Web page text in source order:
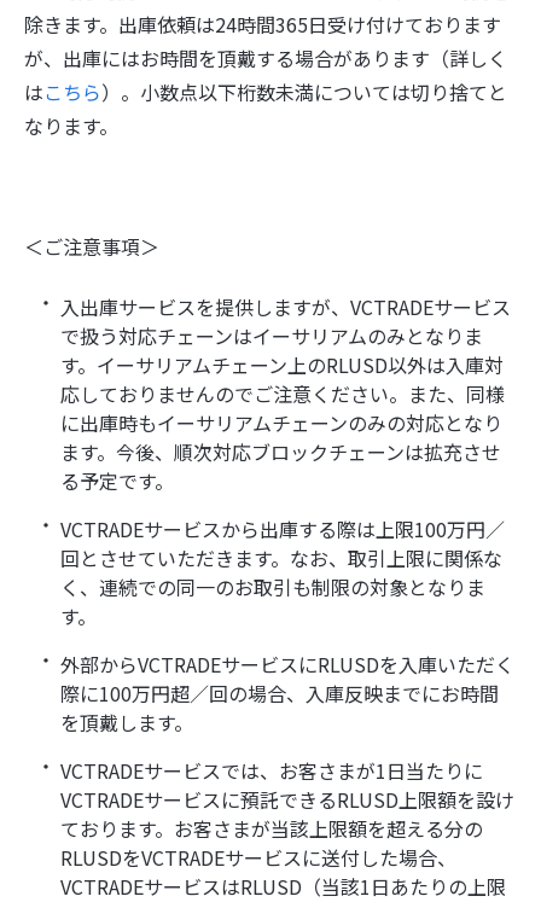
除きます。出庫依頼は24時間365日受け付けております
が、出庫にはお時間を頂戴する場合があります（詳しく
はこちら）。小数点以下桁数未満については切り捨てと
なります。
＜ご注意事項＞
入出庫サービスを提供しますが、VCTRADEサービス
で扱う対応チェーンはイーサリアムのみとなりま
す。イーサリアムチェーン上のRLUSD以外は入庫対
応しておりませんのでご注意ください。また、同様
に出庫時もイーサリアムチェーンのみの対応となり
ます。今後、順次対応ブロックチェーンは拡充させ
る予定です。
VCTRADEサービスから出庫する際は上限100万円／
回とさせていただきます。なお、取引上限に関係な
く、連続での同一のお取引も制限の対象となりま
す。
外部からVCTRADEサービスにRLUSDを入庫いただく
際に100万円超／回の場合、入庫反映までにお時間
を頂戴します。
VCTRADEサービスでは、お客さまが1日当たりに
VCTRADEサービスに預託できるRLUSD上限額を設け
ております。お客さまが当該上限額を超える分の
RLUSDをVCTRADEサービスに送付した場合、
VCTRADEサービスはRLUSD（当該1日あたりの上限